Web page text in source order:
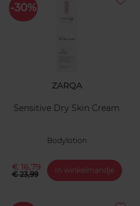
-30%
ZARQA
Sensitive Dry Skin Cream
Bodylotion
€ 16,79
€ 23,99 In winkelmandje